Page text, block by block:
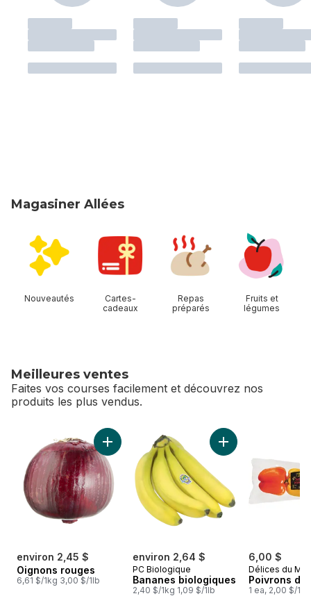
Magasiner Allées
Nouveautés
Cartes-
cadeaux
Repas
préparés
Fruits et
légumes
Meilleures ventes
Faites vos courses facilement et découvrez nos
produits les plus vendus.
sauter Meilleures ventes
environ 2,45 $
Oignons rouges
6,61 $/1kg 3,00 $/1lb
Ajouter Oignons rouges au panier
environ 2,64 $
PC Biologique
Bananes biologiques
2,40 $/1kg 1,09 $/1lb
Ajouter Bananes
6,00 $
Délices du
Poivrons de
1 ea, 2,00 $/1ch